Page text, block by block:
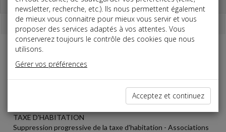
Dépêches
Liste des dernières dépêches
TAXE D'HABITATION
Suppression progressive de la taxe d'habitation - Associations
newsletter, recherche, etc.). Ils nous permettent également
de mieux vous connaitre pour mieux vous servir et vous
proposer des services adaptés à vos attentes. Vous
conserverez toujours le contrôle des cookies que nous
utilisons.
Gérer vos préférences
Acceptez et continuez